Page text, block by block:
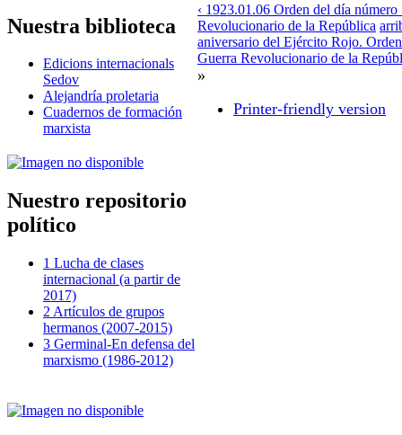
Nuestra biblioteca
Edicions internacionals
Sedov
Alejandría proletaria
Cuadernos de formación
marxista
Nuestro repositorio
político
1 Lucha de clases
internacional (a partir de
2017)
2 Artículos de grupos
hermanos (2007-2015)
3 Germinal-En defensa del
marxismo (1986-2012)
‹ 1923.01.06 Orden del día
Revolucionario de la República
aniversario del Ejército Rojo.
Guerra Revolucionario de la
»
Printer-friendly version